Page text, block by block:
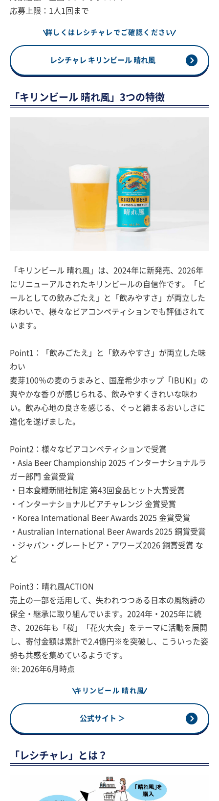
応募上限：1人1回まで
詳しくはレシチャレでご確認ください
レシチャレ キリンビール 晴れ風
「キリンビール 晴れ風」3つの特徴
「キリンビール 晴れ風」は、2024年に新発売、2026年
にリニューアルされたキリンビールの自信作です。「ビ
ールとしての飲みごたえ」と「飲みやすさ」が両立した
味わいで、様々なビアコンペティションでも評価されて
います。
Point1：「飲みごたえ」と「飲みやすさ」が両立した味
わい
麦芽100％の麦のうまみと、国産希少ホップ「IBUKI」の
爽やかな香りが感じられる、飲みやすくきれいな味わ
い。飲み心地の良さを感じる、ぐっと締まるおいしさに
進化を遂げました。
Point2：様々なビアコンペティションで受賞
・Asia Beer Championship 2025 インターナショナルラ
ガー部門 金賞受賞
・日本食糧新聞社制定 第43回食品ヒット大賞受賞
・インターナショナルビアチャレンジ 金賞受賞
・Korea International Beer Awards 2025 金賞受賞
・Australian International Beer Awards 2025 銅賞受賞
・ジャパン・グレートビア・アワーズ2026 銅賞受賞 な
ど
Point3：晴れ風ACTION
売上の一部を活用して、失われつつある日本の風物詩の
保全・継承に取り組んでいます。2024年・2025年に続
き、2026年も「桜」「花火大会」をテーマに活動を展開
し、寄付金額は累計で2.4億円※を突破し、こういった姿
勢も共感を集めているようです。
※: 2026年6月時点
キリンビール 晴れ風
公式サイト ＞
「レシチャレ」とは？